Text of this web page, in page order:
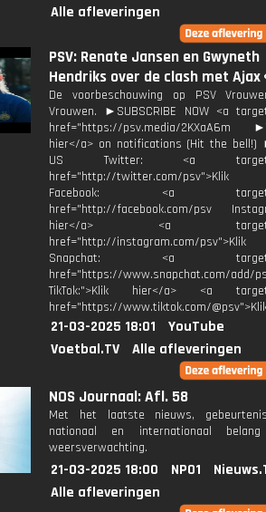
Alle afleveringen
PSV: Renate Jansen en Gwyneth
Hendriks over de clash met Ajax
De voorbeschouwing op PSV
Vrouwen. ►SUBSCRIBE NOW <a
href="https://psv.media/2KXaA6m
hier</a> on notifications (Hit the bell!)
US Twitter: <a
href="http://twitter.com/psv">Klik
Facebook: <a
href="http://facebook.com/psv
hier</a> <a
href="http://instagram.com/
Snapchat: <a
href="https://www.snapchat.com/add/
TikTok:">Klik hier</a> <a
href="https://www.tiktok.com/
21-03-2025 18:01
YouTube
Voetbal.TV
Alle afleveringen
NOS Journaal: Afl. 58
Met het laatste nieuws,
nationaal en internationaal
weersverwachting.
21-03-2025 18:00 NPO1
Alle afleveringen